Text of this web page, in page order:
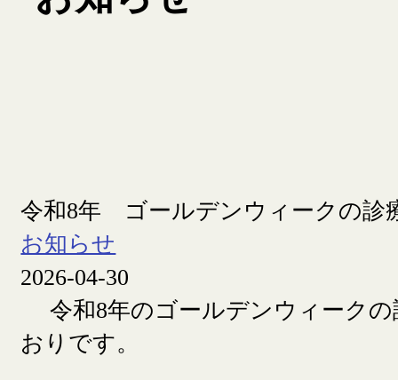
令和8年 ゴールデンウィークの診
お知らせ
2026-04-30
令和8年のゴールデンウィークの
おりです。